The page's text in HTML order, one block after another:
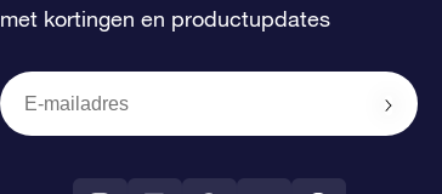
met kortingen en productupdates